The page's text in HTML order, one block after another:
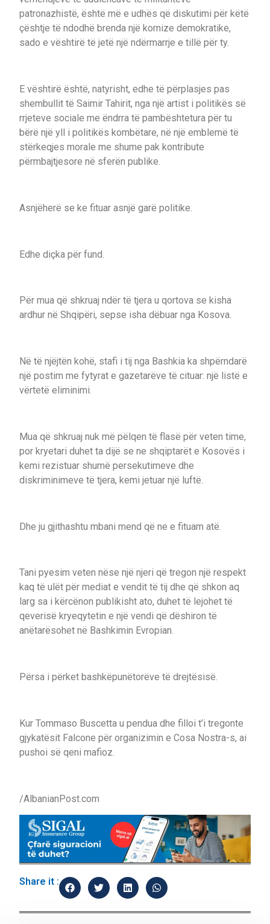
patronazhistë, është më e udhës që diskutimi për këtë
çështje të ndodhë brenda një kornize demokratike,
sado e vështirë të jetë një ndërmarrje e tillë për ty.
E vështirë është, natyrisht, edhe të përplasjes pas
shembullit të Saimir Tahirit, nga një artist i politikës së
rrjeteve sociale me ëndrra të pambështetura për tu
bërë një yll i politikës kombëtare, në një emblemë të
stërkeqjes morale me shume pak kontribute
përmbajtjesore në sferën publike.
Asnjëherë se ke fituar asnjë garë politike.
Edhe diçka për fund.
Për mua që shkruaj ndër të tjera u qortova se kisha
ardhur në Shqipëri, sepse isha dëbuar nga Kosova.
Në të njëjtën kohë, stafi i tij nga Bashkia ka shpërndarë
një postim me fytyrat e gazetarëve të cituar: një listë e
vërtetë eliminimi.
Mua që shkruaj nuk më pëlqen të flasë për veten time,
por kryetari duhet ta dijë se ne shqiptarët e Kosovës i
kemi rezistuar shumë persekutimeve dhe
diskriminimeve të tjera, kemi jetuar një luftë.
Dhe ju gjithashtu mbani mend që ne e fituam atë.
Tani pyesim veten nëse një njeri që tregon një respekt
kaq të ulët për mediat e vendit të tij dhe që shkon aq
larg sa i kërcënon publikisht ato, duhet të lejohet të
qeverisë kryeqytetin e një vendi që dëshiron të
anëtarësohet në Bashkimin Evropian.
Përsa i përket bashkëpunëtorëve të drejtësisë.
Kur Tommaso Buscetta u pendua dhe filloi t’i tregonte
gjykatësit Falcone për organizimin e Cosa Nostra-s, ai
pushoi së qeni mafioz.
/AlbanianPost.com
Share it :